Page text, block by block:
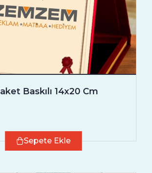
Baskılı 14x20 Cm
Sepete Ekle